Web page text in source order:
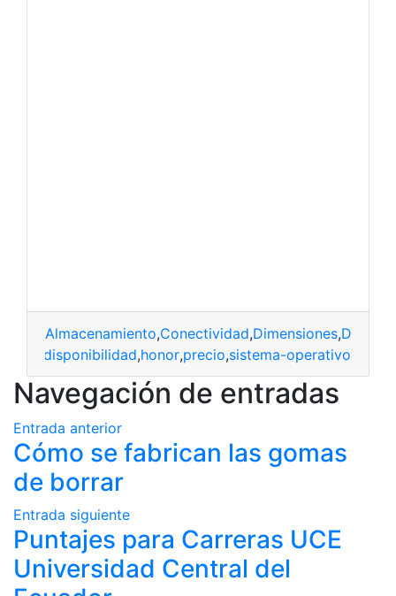
Almacenamiento,Conectividad,Dimensiones,
disponibilidad,honor,precio,sistema-operativo
Navegación de entradas
Entrada anterior
Cómo se fabrican las gomas
de borrar
Entrada siguiente
Puntajes para Carreras UCE
Universidad Central del